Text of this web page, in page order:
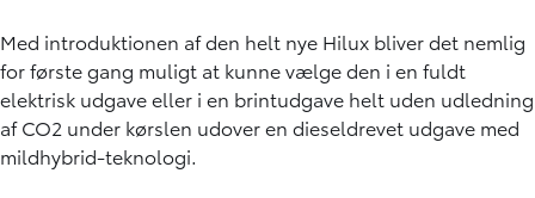
Med introduktionen af den helt nye Hilux bliver det nemlig
for første gang muligt at kunne vælge den i en fuldt
elektrisk udgave eller i en brintudgave helt uden udledning
af CO2 under kørslen udover en dieseldrevet udgave med
mildhybrid-teknologi.